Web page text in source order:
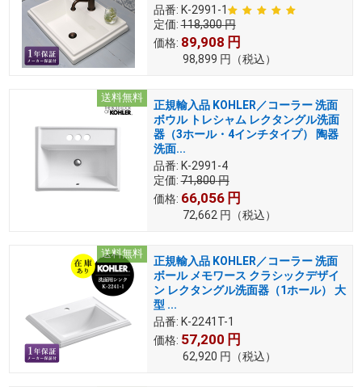
品番: K-2991-1
定価: 118,300円
価格: 89,908 円
98,899 円 （税込）
送料無料
正規輸入品 KOHLER／コーラー 洗面
ボウル トレシャム レクタングル洗面
器（3ホール・4インチタイプ） 陶器
洗面...
品番: K-2991-4
定価: 71,800円
価格: 66,056 円
72,662 円 （税込）
送料無料
正規輸入品 KOHLER／コーラー 洗面
ボール メモワース クラシックデザイ
ン レクタングル洗面器（1ホール） 大
型 ...
品番: K-2241T-1
価格: 57,200 円
62,920 円 （税込）